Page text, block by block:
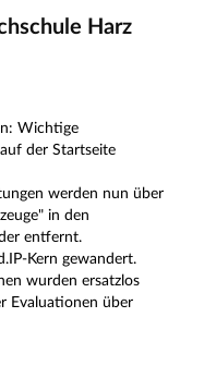
Harz
Wichtige
der Startseite
werden nun über
in den
entfernt.
Kern gewandert.
wurden ersatzlos
Evaluationen über